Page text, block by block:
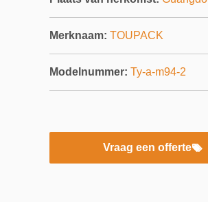
Merknaam: TOUPACK
Modelnummer: Ty-a-m94-2
Vraag een offerte